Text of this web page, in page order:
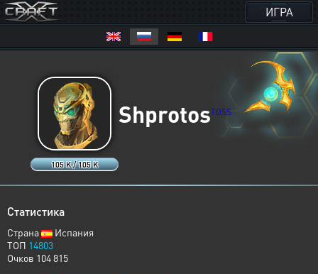
ИГРА
105 K / 105 K
ShprotosTOSS
Статистика
Страна
Испания
ТОП 14803
Очков 104 815